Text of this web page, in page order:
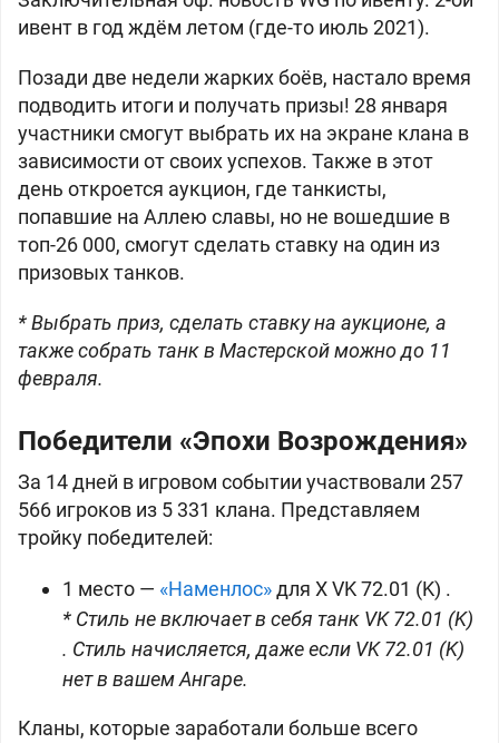
ивент в год ждём летом (где-то июль 2021).
Позади две недели жарких боёв, настало время
подводить итоги и получать призы! 28 января
участники смогут выбрать их на экране клана в
зависимости от своих успехов. Также в этот
день откроется аукцион, где танкисты,
попавшие на Аллею славы, но не вошедшие в
топ-26 000, смогут сделать ставку на один из
призовых танков.
* Выбрать приз, сделать ставку на аукционе, а
также собрать танк в Мастерской можно до 11
февраля.
Победители «Эпохи Возрождения»
За 14 дней в игровом событии участвовали 257
566 игроков из 5 331 клана. Представляем
тройку победителей:
1 место — «Наменлос»для XVK 72.01 (K) .
* Стиль не включает в себя танк VK 72.01 (K)
. Стиль начисляется, даже если VK 72.01 (K)
нет в вашем Ангаре.
Кланы, которые заработали больше всего